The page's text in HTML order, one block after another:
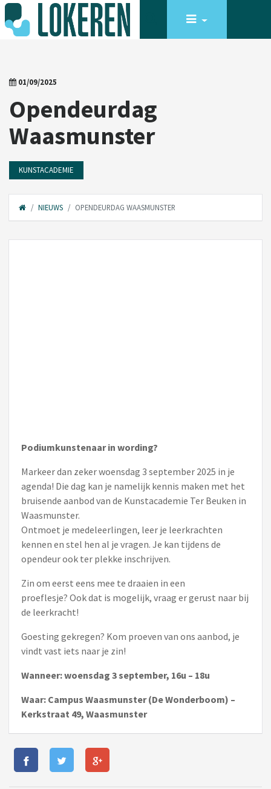
01/09/2025
Opendeurdag
Waasmunster
KUNSTACADEMIE
NIEUWS OPENDEURDAG WAASMUNSTER
Podiumkunstenaar in wording?
Markeer dan zeker woensdag 3 september 2025 in je
agenda! Die dag kan je namelijk kennis maken met het
bruisende aanbod van de Kunstacademie Ter Beuken in
Waasmunster.
Ontmoet je medeleerlingen, leer je leerkrachten
kennen en stel hen al je vragen. Je kan tijdens de
opendeur ook ter plekke inschrijven.
Zin om eerst eens mee te draaien in een
proeflesje? Ook dat is mogelijk, vraag er gerust naar bij
de leerkracht!
Goesting gekregen? Kom proeven van ons aanbod, je
vindt vast iets naar je zin!
Wanneer: woensdag 3 september, 16u – 18u
Waar: Campus Waasmunster (De Wonderboom) –
Kerkstraat 49, Waasmunster